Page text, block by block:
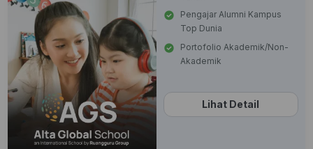
Pengajar Alumni Kampus
Top Dunia
Portofolio Akademik/Non-
Akademik
Lihat Detail